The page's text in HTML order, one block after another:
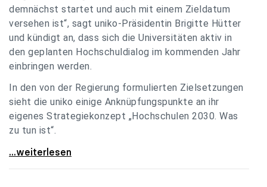
demnächst startet und auch mit einem Zieldatum
versehen ist“, sagt uniko-Präsidentin Brigitte Hütter
und kündigt an, dass sich die Universitäten aktiv in
den geplanten Hochschuldialog im kommenden Jahr
einbringen werden.
In den von der Regierung formulierten Zielsetzungen
sieht die uniko einige Anknüpfungspunkte an ihr
eigenes Strategiekonzept „Hochschulen 2030. Was
zu tun ist“.
Universitäten: Hochschulstrategie 2040 muss eine
...weiterlesen